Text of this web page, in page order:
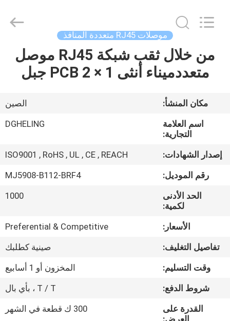
الصفحة
الرئيسية
منتجات
معلومات
عنا
جولة
المعمل
مراقبة
الجودة
اتصل
Developed
موصلات RJ45 متعددة المنافذ
من خلال ثقب شبكة RJ45 موصل
متعددميناء أنثى 1 × 2 PCB جبل
مكان المنشأ:
الصين
اسم العلامة
التجارية:
DGHELING
إصدار الشهادات:
ISO9001 , RoHS , UL , CE , REACH
رقم الموديل:
MJ5908-B112-BRF4
الحد الأدنى
لكمية:
1000
الأسعار:
Preferential & Competitive
تفاصيل التغليف:
صينية كطلبك
وقت التسليم:
المخزون أو 1 أسابيع
شروط الدفع:
T / T ، بأي بال
القدرة على
300 ك قطعة في الشهر